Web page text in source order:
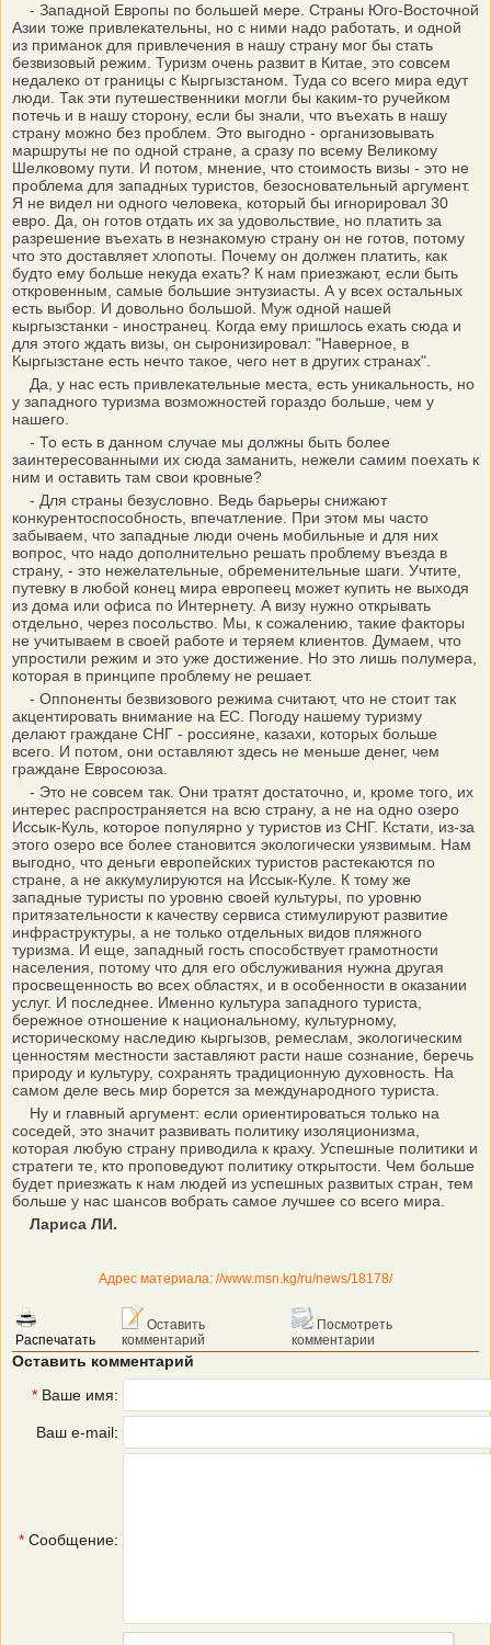
- Западной Европы по большей мере. Страны Юго-Восточной
Азии тоже привлекательны, но с ними надо работать, и одной
из приманок для привлечения в нашу страну мог бы стать
безвизовый режим. Туризм очень развит в Китае, это совсем
недалеко от границы с Кыргызстаном. Туда со всего мира едут
люди. Так эти путешественники могли бы каким-то ручейком
потечь и в нашу сторону, если бы знали, что въехать в нашу
страну можно без проблем. Это выгодно - организовывать
маршруты не по одной стране, а сразу по всему Великому
Шелковому пути. И потом, мнение, что стоимость визы - это не
проблема для западных туристов, безосновательный аргумент.
Я не видел ни одного человека, который бы игнорировал 30
евро. Да, он готов отдать их за удовольствие, но платить за
разрешение въехать в незнакомую страну он не готов, потому
что это доставляет хлопоты. Почему он должен платить, как
будто ему больше некуда ехать? К нам приезжают, если быть
откровенным, самые большие энтузиасты. А у всех остальных
есть выбор. И довольно большой. Муж одной нашей
кыргызстанки - иностранец. Когда ему пришлось ехать сюда и
для этого ждать визы, он сыронизировал: "Наверное, в
Кыргызстане есть нечто такое, чего нет в других странах".
Да, у нас есть привлекательные места, есть уникальность, но
у западного туризма возможностей гораздо больше, чем у
нашего.
- То есть в данном случае мы должны быть более
заинтересованными их сюда заманить, нежели самим поехать к
ним и оставить там свои кровные?
- Для страны безусловно. Ведь барьеры снижают
конкурентоспособность, впечатление. При этом мы часто
забываем, что западные люди очень мобильные и для них
вопрос, что надо дополнительно решать проблему въезда в
страну, - это нежелательные, обременительные шаги. Учтите,
путевку в любой конец мира европеец может купить не выходя
из дома или офиса по Интернету. А визу нужно открывать
отдельно, через посольство. Мы, к сожалению, такие факторы
не учитываем в своей работе и теряем клиентов. Думаем, что
упростили режим и это уже достижение. Но это лишь полумера,
которая в принципе проблему не решает.
- Оппоненты безвизового режима считают, что не стоит так
акцентировать внимание на ЕС. Погоду нашему туризму
делают граждане СНГ - россияне, казахи, которых больше
всего. И потом, они оставляют здесь не меньше денег, чем
граждане Евросоюза.
- Это не совсем так. Они тратят достаточно, и, кроме того, их
интерес распространяется на всю страну, а не на одно озеро
Иссык-Куль, которое популярно у туристов из СНГ. Кстати, из-за
этого озеро все более становится экологически уязвимым. Нам
выгодно, что деньги европейских туристов растекаются по
стране, а не аккумулируются на Иссык-Куле. К тому же
западные туристы по уровню своей культуры, по уровню
притязательности к качеству сервиса стимулируют развитие
инфраструктуры, а не только отдельных видов пляжного
туризма. И еще, западный гость способствует грамотности
населения, потому что для его обслуживания нужна другая
просвещенность во всех областях, и в особенности в оказании
услуг. И последнее. Именно культура западного туриста,
бережное отношение к национальному, культурному,
историческому наследию кыргызов, ремеслам, экологическим
ценностям местности заставляют расти наше сознание, беречь
природу и культуру, сохранять традиционную духовность. На
самом деле весь мир борется за международного туриста.
Ну и главный аргумент: если ориентироваться только на
соседей, это значит развивать политику изоляционизма,
которая любую страну приводила к краху. Успешные политики и
стратеги те, кто проповедуют политику открытости. Чем больше
будет приезжать к нам людей из успешных развитых стран, тем
больше у нас шансов вобрать самое лучшее со всего мира.
Лариса ЛИ.
Адрес материала: //www.msn.kg/ru/news/18178/
Распечатать
Оставить
комментарий
Посмотреть
комментарии
Оставить комментарий
* Ваше имя:
Ваш e-mail:
* Сообщение: